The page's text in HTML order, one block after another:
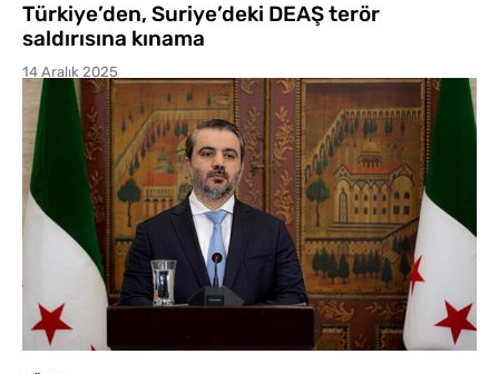
Türkiye’den, Suriye’deki DEAŞ terör
saldırısına kınama
14 Aralık 2025